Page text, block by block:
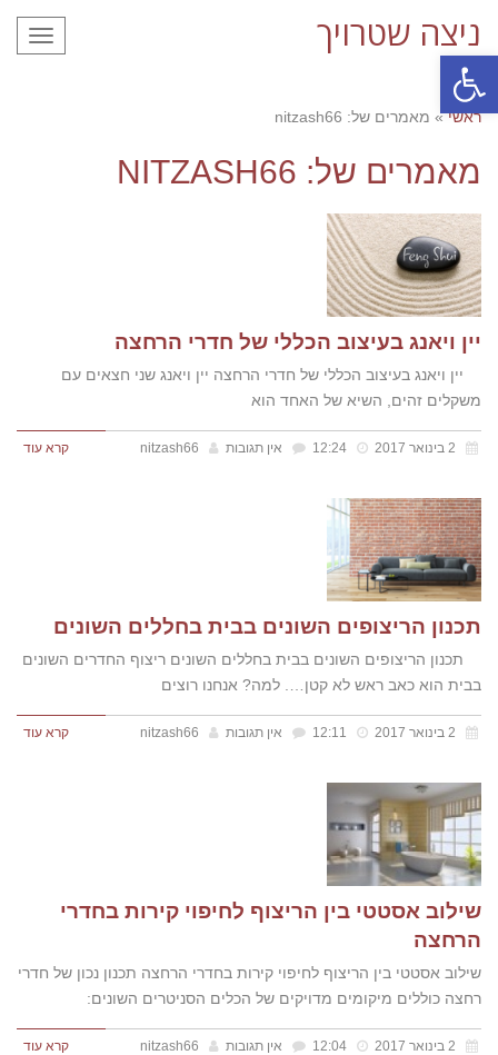
פתח סרגל נגישות
ניצה שטרויך
ראשי » מאמרים של: nitzash66
מאמרים של: NITZASH66
יין ויאנג בעיצוב הכללי של חדרי הרחצה
יין ויאנג בעיצוב הכללי של חדרי הרחצה יין ויאנג שני חצאים עם
משקלים זהים, השיא של האחד הוא
אין תגובות nitzash66 קרא עוד
תכנון הריצופים השונים בבית בחללים השונים
תכנון הריצופים השונים בבית בחללים השונים ריצוף החדרים השונים
בבית הוא כאב ראש לא קטן…. למה? אנחנו רוצים
אין תגובות nitzash66 קרא עוד
שילוב אסטטי בין הריצוף לחיפוי קירות בחדרי
הרחצה
שילוב אסטטי בין הריצוף לחיפוי קירות בחדרי הרחצה תכנון נכון של חדרי
רחצה כוללים מיקומים מדויקים של הכלים הסניטרים השונים:
אין תגובות nitzash66 קרא עוד